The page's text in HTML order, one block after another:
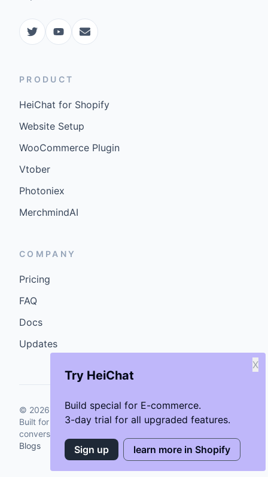
Try HeiChat
Build special for E-commerce.
3-day trial for all upgraded features.
X
Sign up learn more in Shopify
PRODUCT
HeiChat for Shopify
Website Setup
WooCommerce Plugin
Vtober
Photoniex
MerchmindAI
COMPANY
Pricing
FAQ
Docs
Updates
© 2026 GenCybers Inc. All rights reserved.
Built for storefronts that want faster answers and cleaner
conversions.
Blogs